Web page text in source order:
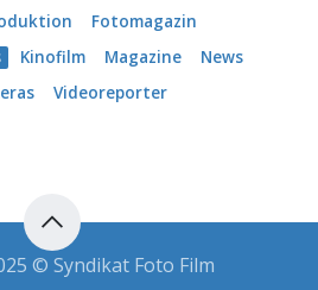
Fotomagazin
Kinofilm Magazine
News
Videoreporter
© Syndikat Foto Film